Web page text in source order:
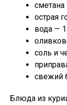
сметана
острая
вода —
соль и
свежий
Блюда из